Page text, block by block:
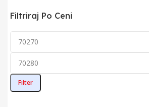
Filtriraj Po Ceni
Minimalna
cena
Maksimalna
cenaFilter